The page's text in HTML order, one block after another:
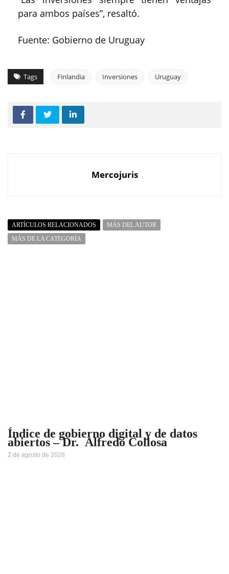
para ambos países”, resaltó.
Fuente: Gobierno de Uruguay
Tags Finlandia Inversiones Uruguay
Mercojuris
ARTÍCULOS RELACIONADOS
MÁS DEL AUTOR
MÁS DE LA CATEGORÍA
Índice de gobierno digital y de datos
abiertos – Dr. Alfredo Collosa
2 de agosto de 2026